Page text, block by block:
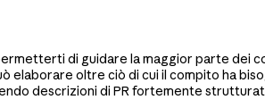
di guidare la maggior parte
elaborare oltre ciò di cui il compito ha
descrizioni di PR fortemente